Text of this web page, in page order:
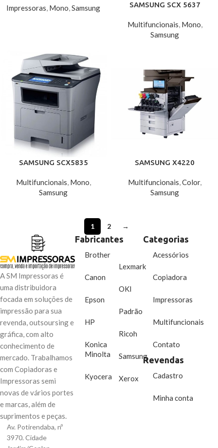
Impressoras Mono Samsung SAMSUNG SCX 5637
Multifuncionais, Mono,
Samsung
SAMSUNG SCX5835
Multifuncionais, Mono,
Samsung
SAMSUNG X4220
Multifuncionais,Color,
Samsung
1 2 →
A SM Impressoras é
uma distribuidora
focada em soluções de
impressão para sua
revenda, outsoursing e
gráfica, com alto
conhecimento de
mercado. Trabalhamos
com Copiadoras e
Impressoras semi
novas de vários portes
e marcas, além de
suprimentos e peças.
Av. Potirendaba, nº
3970. Cidade
Fabricantes
Brother
Canon
Epson
HP
Konica
Minolta
Kyocera
Lexmark
OKI
Padrão
Ricoh
Samsung
Xerox
Categorias
Acessórios
Copiadora
Impressoras
Multifuncionais
Contato
Revendas
Cadastro
Minha conta